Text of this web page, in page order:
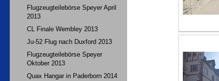
Flugzeugteilebörse Speyer April
2013
CL Finale Wembley 2013
Ju-52 Flug nach Duxford 2013
Flugzeugteilebörse Speyer
Oktober 2013
Quax Hangar in Paderborn 2014